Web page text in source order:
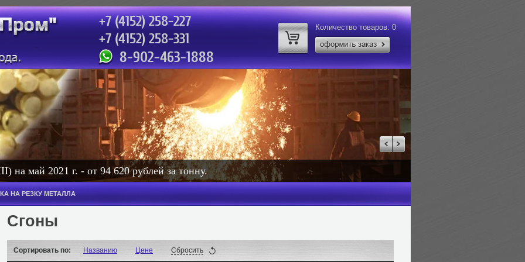
май 2021 г. - от 94 620 рублей за тонну.
- от 114 000 рублей за тонну. Колонная - от 114 000 рублей за тонну.
за тонну.
+7 (4152) 258-227
+7 (4152) 258-331
сотовый: 471-888
8-902-463-1888
Количество товаров:0
НА РЕЗКУ МЕТАЛЛА
Сгоны
Сортировать по: Названию Цене Сбросить